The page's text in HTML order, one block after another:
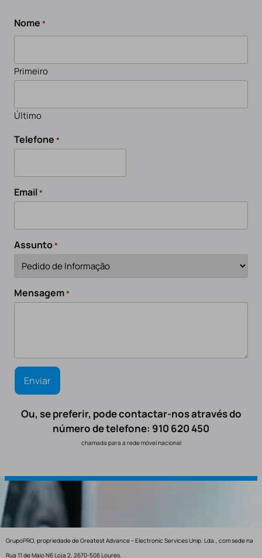
Nome *
Primeiro
Último
Telefone *
Email*
Assunto*
Mensagem*
Ou, se preferir, pode contactar-nos através do
número de telefone: 910 620 450
chamada para a rede móvel nacional
GrupoPRO, propriedade de Greatest Advance – Electronic Services Unip. Lda., com sede na
Rua 11 de Maio N6 Loja 2, 2670-506 Loures.